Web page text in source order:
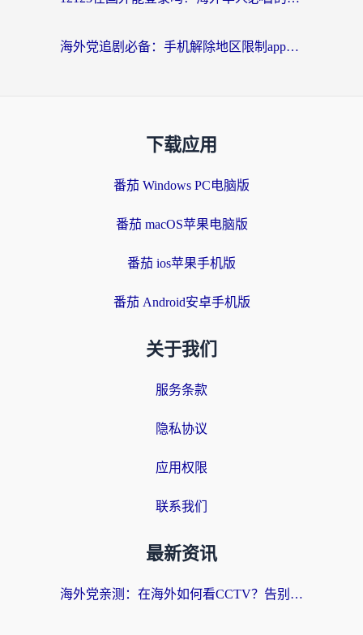
海外党追剧必备：手机解除地区限制app怎么选？解决央视视频&国内剧地区限制全指南
下载应用
番茄 Windows PC电脑版
番茄 macOS苹果电脑版
番茄 ios苹果手机版
番茄 Android安卓手机版
关于我们
服务条款
隐私协议
应用权限
联系我们
最新资讯
海外党亲测：在海外如何看CCTV？告别“仅限大陆播放”的实用指南